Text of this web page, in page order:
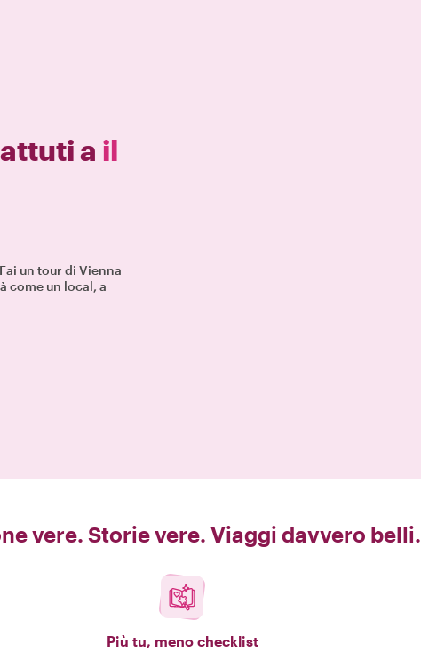
a il
un tour di Vienna
come un local, a
vere. Storie vere. Viaggi davvero belli.
Più tu, meno checklist